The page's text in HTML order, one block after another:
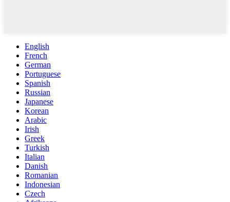
English
French
German
Portuguese
Spanish
Russian
Japanese
Korean
Arabic
Irish
Greek
Turkish
Italian
Danish
Romanian
Indonesian
Czech